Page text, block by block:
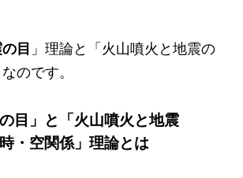
目 」理論と「火山噴火と地震の
のです。
の目」と「火山噴火と地震
・空関係」理論とは